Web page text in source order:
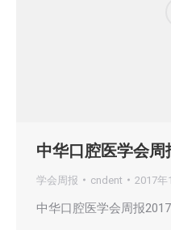
中华口腔医学会
学会周报 cndent 2017年
中华口腔医学会周报